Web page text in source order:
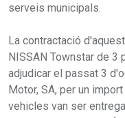
serveis municipals.
La contractació
NISSAN Townstar de 3
adjudicar el passat 3
Motor, SA, per un
vehicles van ser